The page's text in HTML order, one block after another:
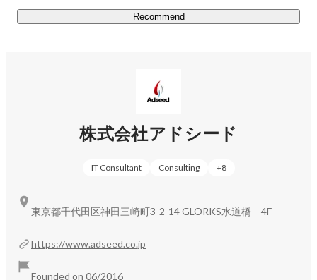
【システムインテグレーション事業】
アでも高いパフォーマンスを発揮できることを証明し、
がなくなる社会を構築していきたいという想いで運営して
り、プロジェクトの立て直しを依頼されるなど、技術力を
高く評価され「上流から一貫して任せられるプロ集団」と
現在、未経験からは難しいとされるSES業界において、
100％プログラミング案件へのアサインと、要員起因によ
Web engineer
Recommend
株式会社アドシード
IT Consultant Consulting +8
https://www.adseed.co.jp
Founded on 06/2016
東京都千代田区神田三崎町3-2-14 GLORKS水道橋 4F